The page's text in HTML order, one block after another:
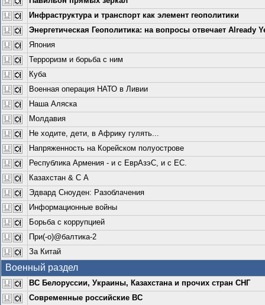
Инфраструктура и транспорт как элемент геополитики
Энергетическая Геополитика: на вопросы отвечает Already
Япония
Терроризм и борьба с ним
Куба
Военная операция НАТО в Ливии
Наша Аляска
Молдавия
Не ходите, дети, в Африку гулять...
Напряженность на Корейском полуострове
Республика Армения - и с ЕврАзэС, и с ЕС.
Казахстан & С А
Эдвард Сноуден: Разоблачения
Информационные войны
Борьба с коррупцией
При(-о)@балтика-2
За Китай
Военный раздел
ВС Белоруссии, Украины, Казахстана и прочих стран СНГ
Современные российские ВС